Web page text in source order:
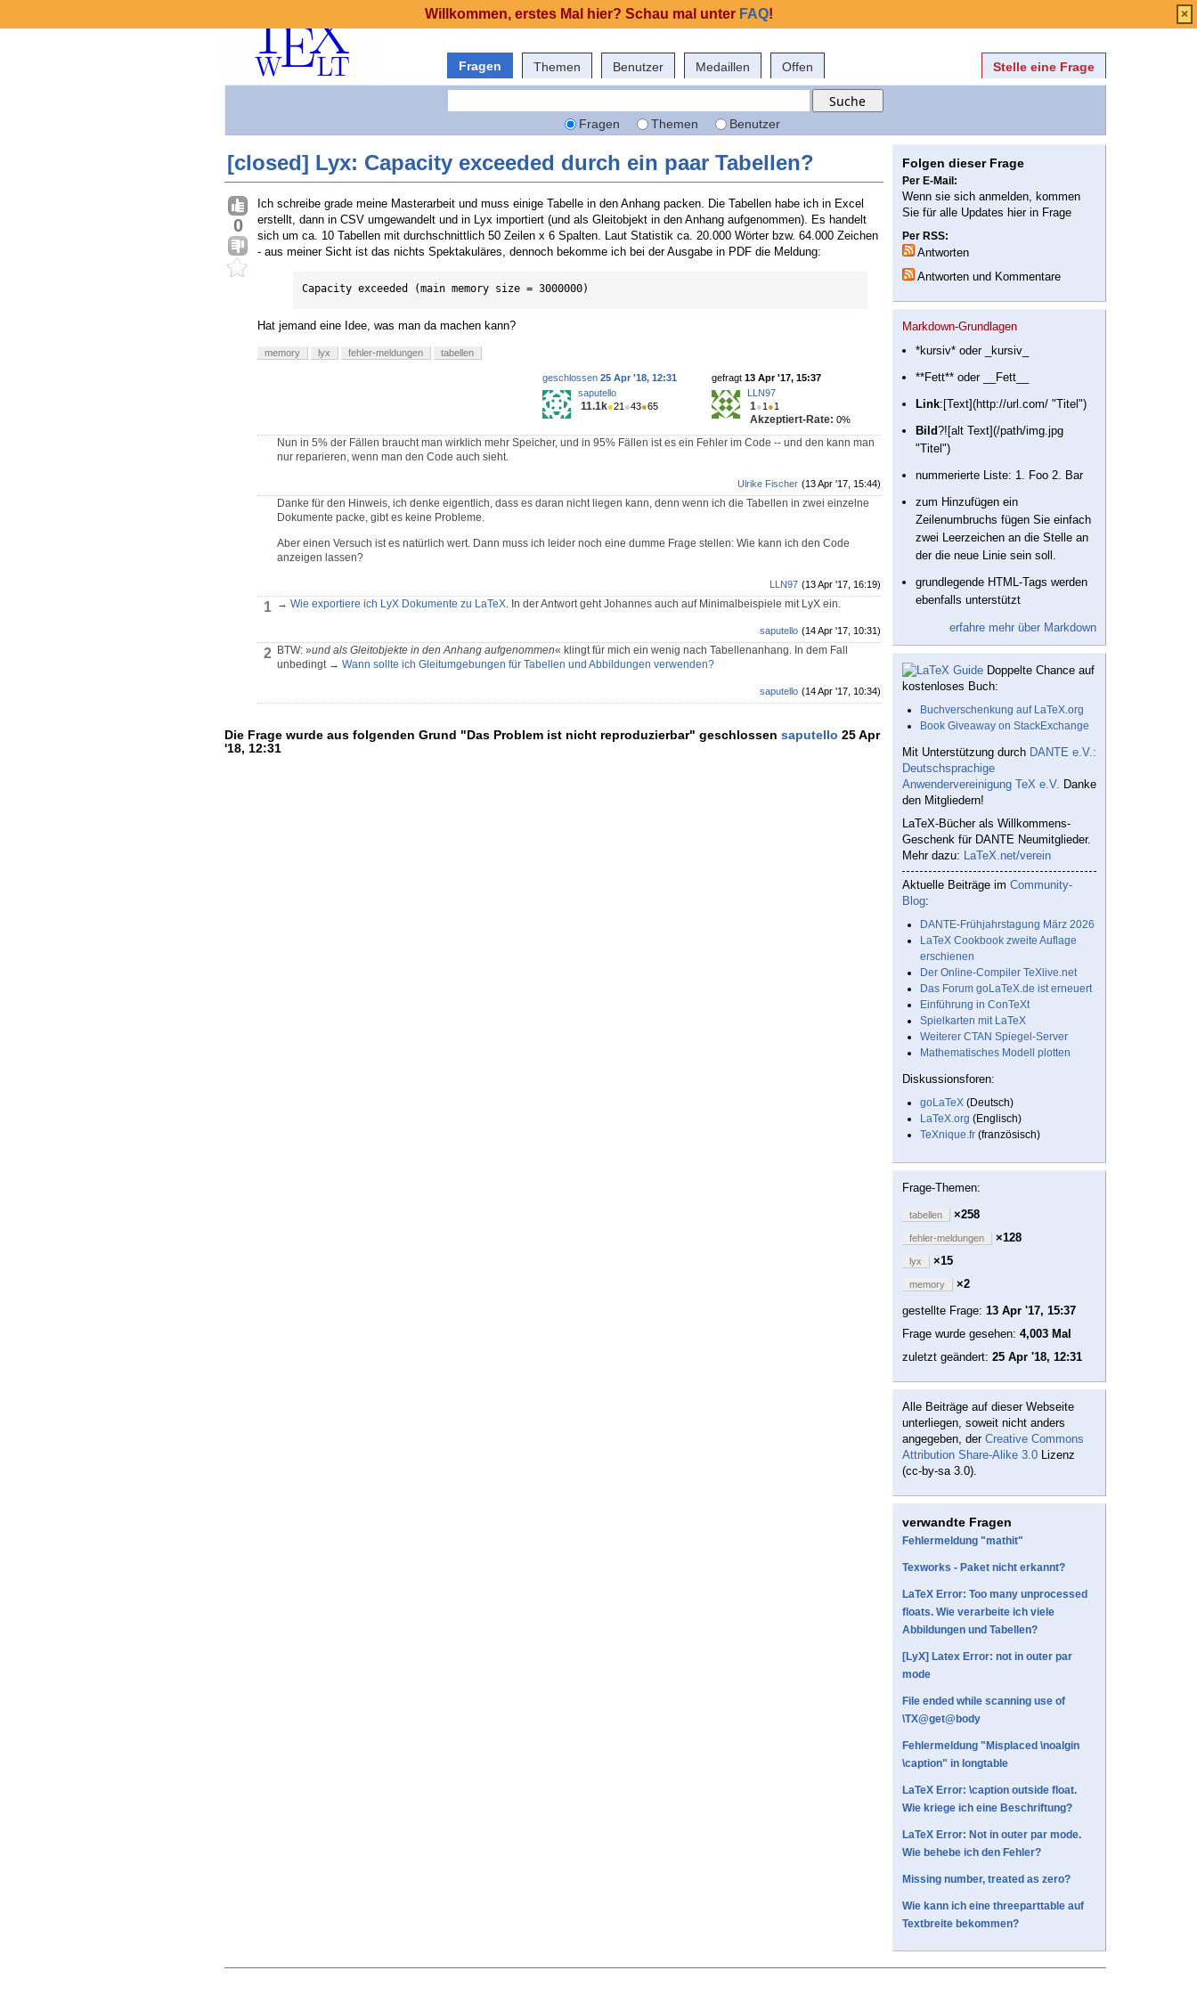
Fragen Themen Benutzer Medaillen Offen Stelle eine Frage
Fragen Themen Benutzer
[closed] Lyx: Capacity exceeded durch ein paar Tabellen?
0
Ich schreibe grade meine Masterarbeit und muss einige Tabelle in den Anhang packen. Die Tabellen habe ich in Excel
erstellt, dann in CSV umgewandelt und in Lyx importiert (und als Gleitobjekt in den Anhang aufgenommen). Es handelt
sich um ca. 10 Tabellen mit durchschnittlich 50 Zeilen x 6 Spalten. Laut Statistik ca. 20.000 Wörter bzw. 64.000 Zeichen
- aus meiner Sicht ist das nichts Spektakuläres, dennoch bekomme ich bei der Ausgabe in PDF die Meldung:
Capacity exceeded (main memory size = 3000000)
Hat jemand eine Idee, was man da machen kann?
memory lyx fehler-meldungen tabellen
gefragt 13 Apr '17, 15:37
LLN97
1●1 ●1
Akzeptiert-Rate: 0%
geschlossen 25 Apr '18, 12:31
saputello
11.1k●21 ●43●65
Nun in 5% der Fällen braucht man wirklich mehr Speicher, und in 95% Fällen ist es ein Fehler im Code -- und den kann man
nur reparieren, wenn man den Code auch sieht.
(13 Apr '17, 15:44)
Ulrike Fischer
Danke für den Hinweis, ich denke eigentlich, dass es daran nicht liegen kann, denn wenn ich die Tabellen in zwei einzelne
Dokumente packe, gibt es keine Probleme.
Aber einen Versuch ist es natürlich wert. Dann muss ich leider noch eine dumme Frage stellen: Wie kann ich den Code
anzeigen lassen?
(13 Apr '17, 16:19)
LLN97
1 → Wie exportiere ich LyX Dokumente zu LaTeX. In der Antwort geht Johannes auch auf Minimalbeispiele mit LyX ein.
(14 Apr '17, 10:31)
saputello
2 BTW: »und als Gleitobjekte in den Anhang aufgenommen« klingt für mich ein wenig nach Tabellenanhang. In dem Fall
unbedingt → Wann sollte ich Gleitumgebungen für Tabellen und Abbildungen verwenden?
(14 Apr '17, 10:34)
saputello
Die Frage wurde aus folgenden Grund "Das Problem ist nicht reproduzierbar" geschlossen saputello 25 Apr
'18, 12:31
Folgen dieser Frage
Per E-Mail:
Wenn sie sich anmelden, kommen
Sie für alle Updates hier in Frage
Per RSS:
Antworten
Antworten und Kommentare
Markdown-Grundlagen
*kursiv* oder _kursiv_
**Fett** oder __Fett__
Link:[Text](http://url.com/ "Titel")
Bild?![alt Text](/path/img.jpg
"Titel")
nummerierte Liste: 1. Foo 2. Bar
zum Hinzufügen ein
Zeilenumbruchs fügen Sie einfach
zwei Leerzeichen an die Stelle an
der die neue Linie sein soll.
grundlegende HTML-Tags werden
ebenfalls unterstützt
erfahre mehr über Markdown
Doppelte Chance auf
kostenloses Buch:
Buchverschenkung auf LaTeX.org
Book Giveaway on StackExchange
Mit Unterstützung durch DANTE e.V.:
Deutschsprachige
Anwendervereinigung TeX e.V. Danke
den Mitgliedern!
LaTeX-Bücher als Willkommens-
Geschenk für DANTE Neumitglieder.
Mehr dazu: LaTeX.net/verein
Aktuelle Beiträge im Community-
Blog:
DANTE-Frühjahrstagung März 2026
LaTeX Cookbook zweite Auflage
erschienen
Der Online-Compiler TeXlive.net
Das Forum goLaTeX.de ist erneuert
Einführung in ConTeXt
Spielkarten mit LaTeX
Weiterer CTAN Spiegel-Server
Mathematisches Modell plotten
Diskussionsforen:
goLaTeX (Deutsch)
LaTeX.org (Englisch)
TeXnique.fr (französisch)
Frage-Themen:
tabellen ×258
fehler-meldungen ×128
lyx ×15
memory
×2
gestellte Frage: 13 Apr '17, 15:37
Frage wurde gesehen: 4,003 Mal
zuletzt geändert: 25 Apr '18, 12:31
Alle Beiträge auf dieser Webseite
unterliegen, soweit nicht anders
angegeben, der Creative Commons
Attribution Share-Alike 3.0 Lizenz
(cc-by-sa 3.0).
verwandte Fragen
Fehlermeldung "mathit"
Texworks - Paket nicht erkannt?
LaTeX Error: Too many unprocessed
floats. Wie verarbeite ich viele
Abbildungen und Tabellen?
[LyX] Latex Error: not in outer par
mode
File ended while scanning use of
\TX@get@body
Fehlermeldung "Misplaced \noalgin
\caption" in longtable
LaTeX Error: \caption outside float.
Wie kriege ich eine Beschriftung?
LaTeX Error: Not in outer par mode.
Wie behebe ich den Fehler?
Missing number, treated as zero?
Wie kann ich eine threeparttable auf
Textbreite bekommen?
Willkommen, erstes Mal hier? Schau mal unter FAQ! ×